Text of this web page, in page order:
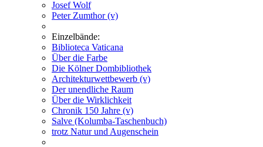
Josef Wolf
Peter Zumthor (v)
Einzelbände:
Biblioteca Vaticana
Über die Farbe
Die Kölner Dombibliothek
Architekturwettbewerb (v)
Der unendliche Raum
Über die Wirklichkeit
Chronik 150 Jahre (v)
Salve (Kolumba-Taschenbuch)
trotz Natur und Augenschein